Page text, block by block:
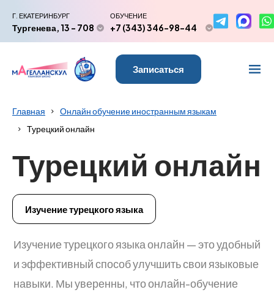
Г. ЕКАТЕРИНБУРГ
Тургенева, 13 - 708
ОБУЧЕНИЕ
+7 (343) 346-98-44
Записаться
Главная
Онлайн обучение иностранным языкам
Турецкий онлайн
Турецкий онлайн
Изучение турецкого языка
Изучение турецкого языка онлайн — это удобный
и эффективный способ улучшить свои языковые
навыки. Мы уверенны, что онлайн-обучение